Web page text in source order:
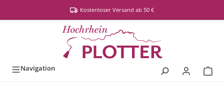
Kostenloser Versand ab 50 €
Navigation